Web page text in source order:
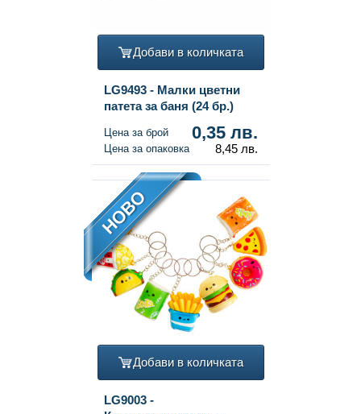
Добави в количката
LG9493 - Малки цветни
патета за баня (24 бр.)
Цена за брой 0,35 лв.
Цена за опаковка 8,45 лв.
НОВО
Добави в количката
LG9003 -